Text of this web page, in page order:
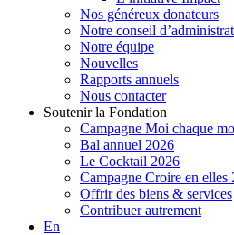
Nos généreux donateurs
Notre conseil
Notre équipe
Nouvelles
Rapports annuels
Nous contacter
Soutenir la Fondation
Campagne Moi chaque
Bal annuel 2026
Le Cocktail 2026
Campagne Croire en elles
Offrir des biens & services
Contribuer autrement
En